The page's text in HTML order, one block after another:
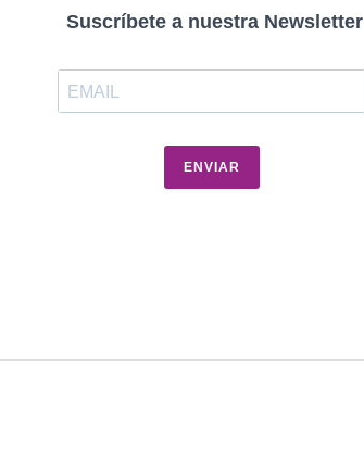
Suscríbete a nuestra Newsletter
ENVIAR